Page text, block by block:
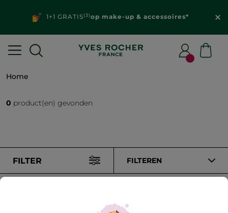
1+1 GRATIS(3)op make-up & accessoires*
Home
0 product(en) gevonden
FILTER FILTEREN